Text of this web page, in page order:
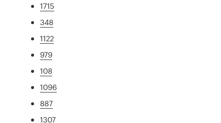
1715
348
1122
979
108
1096
887
1307